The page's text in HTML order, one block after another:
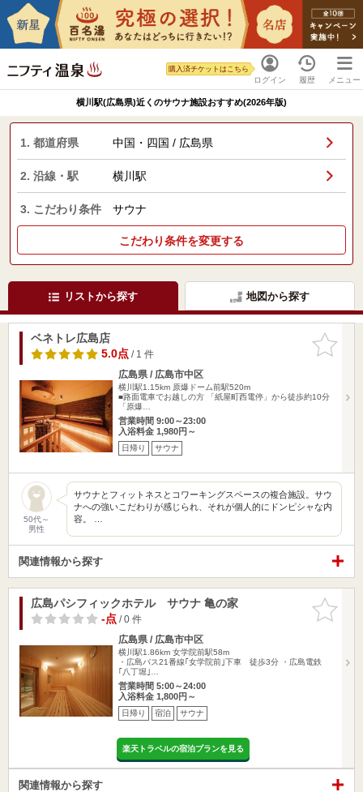
ログイン
購入済チケットはこちら
履歴 メニュー
横川駅(広島県)近くのサウナ施設おすすめ(2026年版)
1. 都道府県 中国・四国 / 広島県
2. 沿線・駅 横川駅
3. こだわり条件 サウナ
こだわり条件を変更する
リストから探す 地図から探す
お気に入
りに追加
ベネトレ広島店
5.0点/ 1 件
広島県 / 広島市中区
横川駅1.15km 原爆ドーム前駅520m
■路面電車でお越しの方 「紙屋町西電停」から徒歩約10分
「原爆…
営業時間 9:00～23:00
入浴料金 1,980円～
日帰り サウナ
50代～
男性
サウナとフィットネスとコワーキングスペースの複合施設。サウ
ナへの強いこだわりが感じられ、それが個人的にドンピシャな内
容。 …
関連情報から探す
お気に入
りに追加
広島パシフィックホテル サウナ 亀の家
-点/ 0 件
広島県 / 広島市中区
横川駅1.86km 女学院前駅58m
・広島バス21番線｢女学院前｣下車 徒歩3分 ・広島電鉄
｢八丁堀｣…
営業時間 5:00～24:00
入浴料金 1,800円～
日帰り 宿泊 サウナ
楽天トラベルの宿泊プランを見る
関連情報から探す